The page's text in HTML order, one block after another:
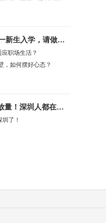
刘婷心观察｜收心了！准大一新生入学，请做好这些准备
职场生活？
，如何摆好心态？
一周冰纷播 | 全网超30亿播放量！深圳人都在模仿……
了！